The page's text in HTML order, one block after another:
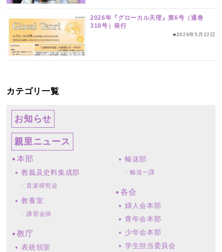
2026年『グローカル天理』第6号（通巻
318号）発行
■2026年5月22日
カテゴリ一覧
お知らせ
親里ニュース
本部
教義及史料集成部
音楽研究会
教養室
講習会掛
教庁
表統領室
輸送部
輸送一課
各会
婦人会本部
青年会本部
少年会本部
学生担当委員会